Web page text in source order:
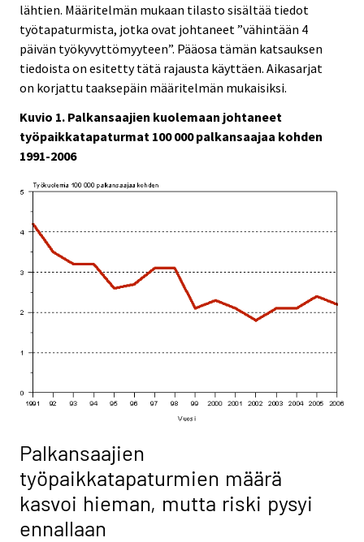
lähtien. Määritelmän mukaan tilasto sisältää tiedot
työtapaturmista, jotka ovat johtaneet ”vähintään 4
päivän työkyvyttömyyteen”. Pääosa tämän katsauksen
tiedoista on esitetty tätä rajausta käyttäen. Aikasarjat
on korjattu taaksepäin määritelmän mukaisiksi.
Kuvio 1. Palkansaajien kuolemaan johtaneet
työpaikkatapaturmat 100 000 palkansaajaa kohden
1991-2006
Palkansaajien
työpaikkatapaturmien määrä
kasvoi hieman, mutta riski pysyi
ennallaan